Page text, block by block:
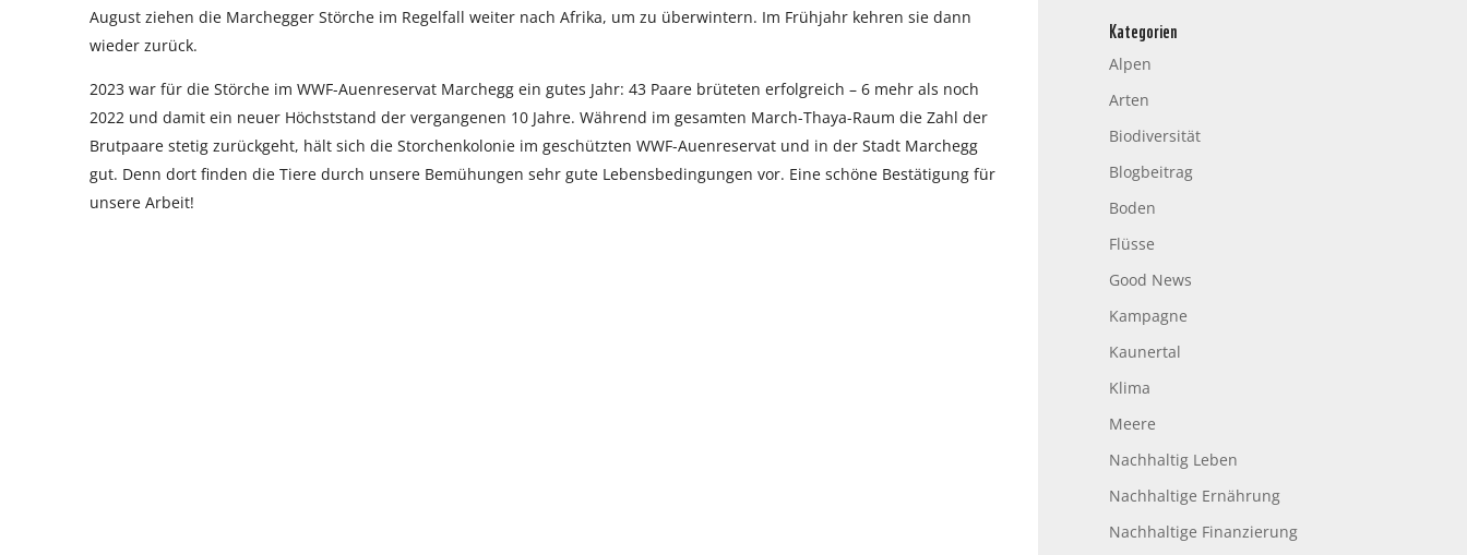
August ziehen die Marchegger Störche im Regelfall weiter nach Afrika, um zu überwintern. Im Frühjahr kehren sie dann
wieder zurück.
2023 war für die Störche im WWF-Auenreservat Marchegg ein gutes Jahr: 43 Paare brüteten erfolgreich – 6 mehr als noch
2022 und damit ein neuer Höchststand der vergangenen 10 Jahre. Während im gesamten March-Thaya-Raum die Zahl der
Brutpaare stetig zurückgeht, hält sich die Storchenkolonie im geschützten WWF-Auenreservat und in der Stadt Marchegg
gut. Denn dort finden die Tiere durch unsere Bemühungen sehr gute Lebensbedingungen vor. Eine schöne Bestätigung für
unsere Arbeit!
Kategorien
Alpen
Arten
Biodiversität
Blogbeitrag
Boden
Flüsse
Good News
Kampagne
Kaunertal
Klima
Meere
Nachhaltig Leben
Nachhaltige Ernährung
Nachhaltige Finanzierung